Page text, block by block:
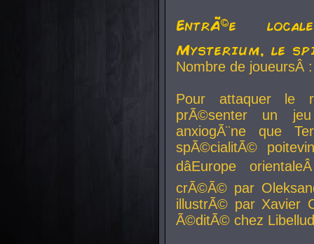
EntrÃ©e
Mysterium, le
Nombre de
Pour attaquer le
prÃ©senter un
anxiogÃ¨ne que
spÃ©cialitÃ©
dâEurope
crÃ©Ã© par
illustrÃ© par Xavier
Ã©ditÃ© chez